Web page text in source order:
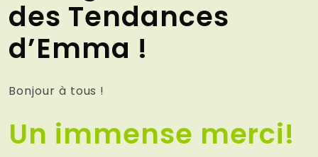
des Tendances
d’Emma !
Bonjour à tous !
Un immense merci!